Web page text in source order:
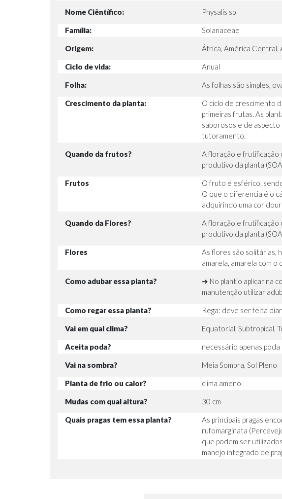
Nome Ciêntífico: Physalis sp
Família: Solanaceae
Origem: África, América Central,
Ciclo de vida: Anual
Folha: As folhas são simples,
Crescimento da planta:
O ciclo de crescimento
primeiras frutas. As
saborosos e de
tutoramento.
Quando da frutos?
A floração e frutificação
produtivo da planta
Frutos
O fruto é esférico,
O que o diferencia é o
adquirindo uma cor
Quando da Flores?
A floração e frutificação
produtivo da planta
Flores
As flores são solitárias,
amarela, amarela com
Como adubar essa planta?
➜ No plantio aplicar na
manutenção utilizar
Como regar essa planta? Rega: deve ser feita
Vai em qual clima? Equatorial, Subtropical,
Aceita poda? necessário apenas
Vai na sombra? Meia Sombra, Sol Pleno
Planta de frio ou calor? clima ameno
Mudas com qual altura? 30 cm
Quais pragas tem essa planta?
As principais pragas
rufomarginata
que podem ser
manejo integrado de